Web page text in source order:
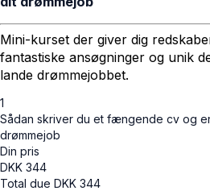
Mini-kurset der giver dig
fantastiske ansøgninger og unik
lande drømmejobbet.
1
Sådan skriver du et fængende cv og
drømmejob
Din pris
DKK 344
Total due DKK 344